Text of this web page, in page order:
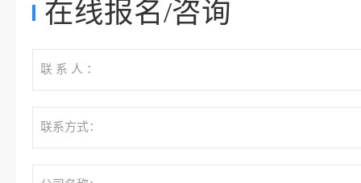
在线报名/咨询
联 系 人 ：
联系方式：